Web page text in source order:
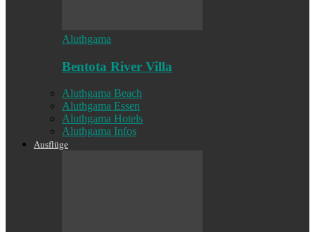
Aluthgama
Bentota River Villa
Aluthgama Beach
Aluthgama Essen
Aluthgama Hotels
Aluthgama Infos
Ausflüge